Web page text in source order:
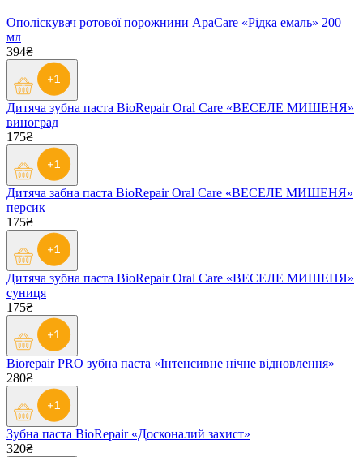
Ополіскувач ротової порожнини ApaCare «Рідка емаль» 200
мл
394₴
Дитяча зубна паста BioRepair Oral Care «ВЕСЕЛЕ МИШЕНЯ»
виноград
175₴
Дитяча забна паста BioRepair Oral Care «ВЕСЕЛЕ МИШЕНЯ»
персик
175₴
Дитяча зубна паста BioRepair Oral Care «ВЕСЕЛЕ МИШЕНЯ»
суниця
175₴
Biorepair PRO зубна паста «Інтенсивне нічне відновлення»
280₴
Зубна паста BioRepair «Досконалий захист»
320₴